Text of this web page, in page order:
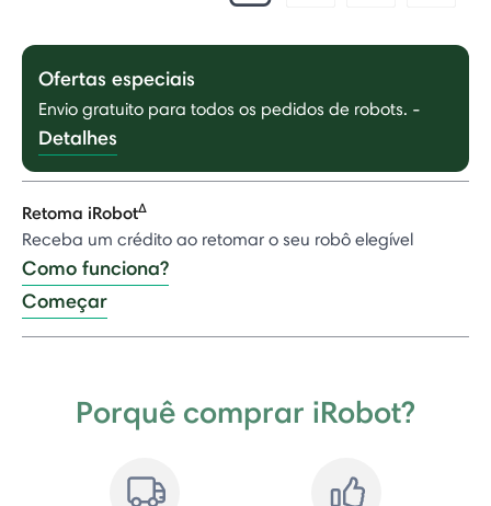
Ofertas especiais
Envio gratuito para todos os pedidos de robots. -
Detalhes
Retoma iRobotΔ
Receba um crédito ao retomar o seu robô elegível
Como funciona?
Começar
Porquê comprar iRobot?